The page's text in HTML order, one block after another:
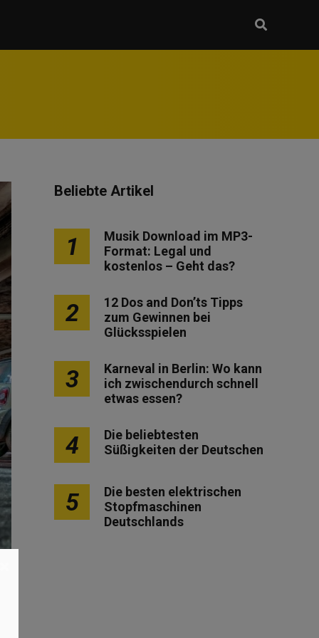
Beliebte Artikel
1
Musik Download im MP3-
Format: Legal und
kostenlos – Geht das?
2
12 Dos and Don’ts Tipps
zum Gewinnen bei
Glücksspielen
3
Karneval in Berlin: Wo kann
ich zwischendurch schnell
etwas essen?
4
Die beliebtesten
Süßigkeiten der Deutschen
5
Die besten elektrischen
Stopfmaschinen
Deutschlands